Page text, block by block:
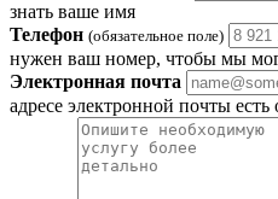
знать ваше имя
Телефон (обязательное поле)
нужен ваш номер, чтобы мы
Электронная почта
адресе электронной почты